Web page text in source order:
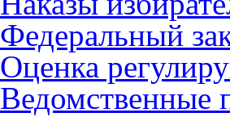
Федеральный
Оценка
Ведомственные